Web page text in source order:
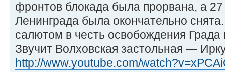
фронтов блокада была прорвана, а
Ленинграда была окончательно
салютом в честь освобождения
Звучит Волховская застольная —
http://www.youtube.com/